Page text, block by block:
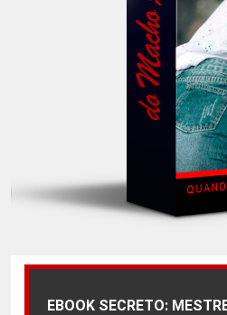
EBOOK SECRETO: